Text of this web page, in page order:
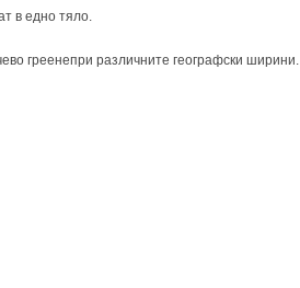
в едно тяло.
греенепри различните географски ширини.